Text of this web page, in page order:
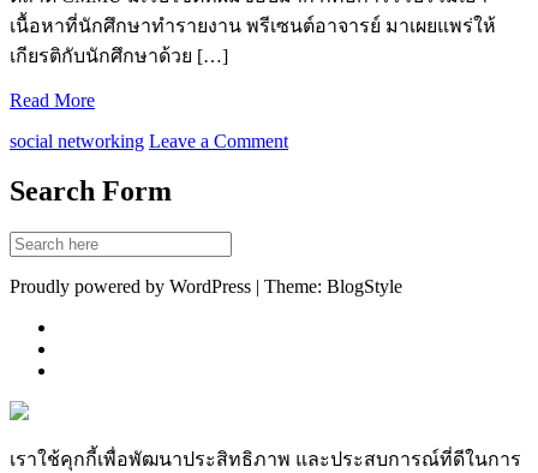
เนื้อหาที่นักศึกษาทำรายงาน พรีเซนต์อาจารย์ มาเผยแพร่ให้
เกียรติกับนักศึกษาด้วย […]
Read More
social networking Leave a Comment
Search Form
Proudly powered by WordPress | Theme: BlogStyle
เราใช้คุกกี้เพื่อพัฒนาประสิทธิภาพ และประสบการณ์ที่ดีในการ